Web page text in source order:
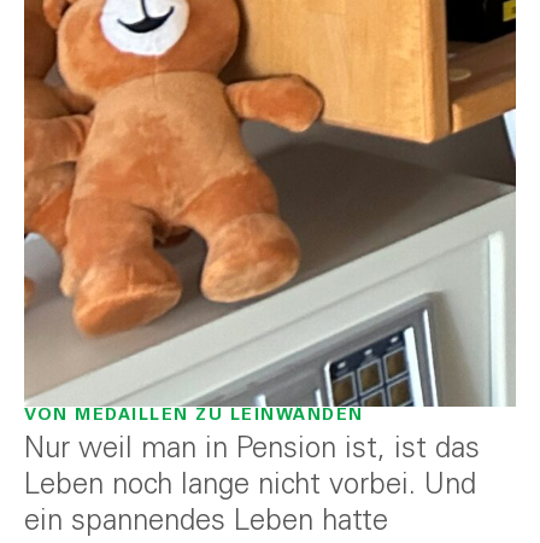
VON MEDAILLEN ZU LEINWÄNDEN
Nur weil man in Pension ist, ist das
Leben noch lange nicht vorbei. Und
ein spannendes Leben hatte